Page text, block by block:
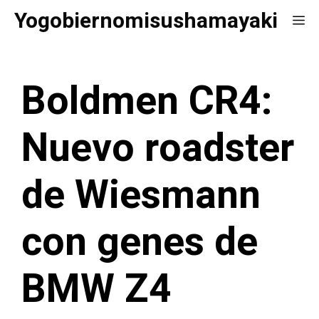
SaltarYogobiernomisushamayaki
Boldmen CR4:
Nuevo roadster
de Wiesmann
con genes de
BMW Z4